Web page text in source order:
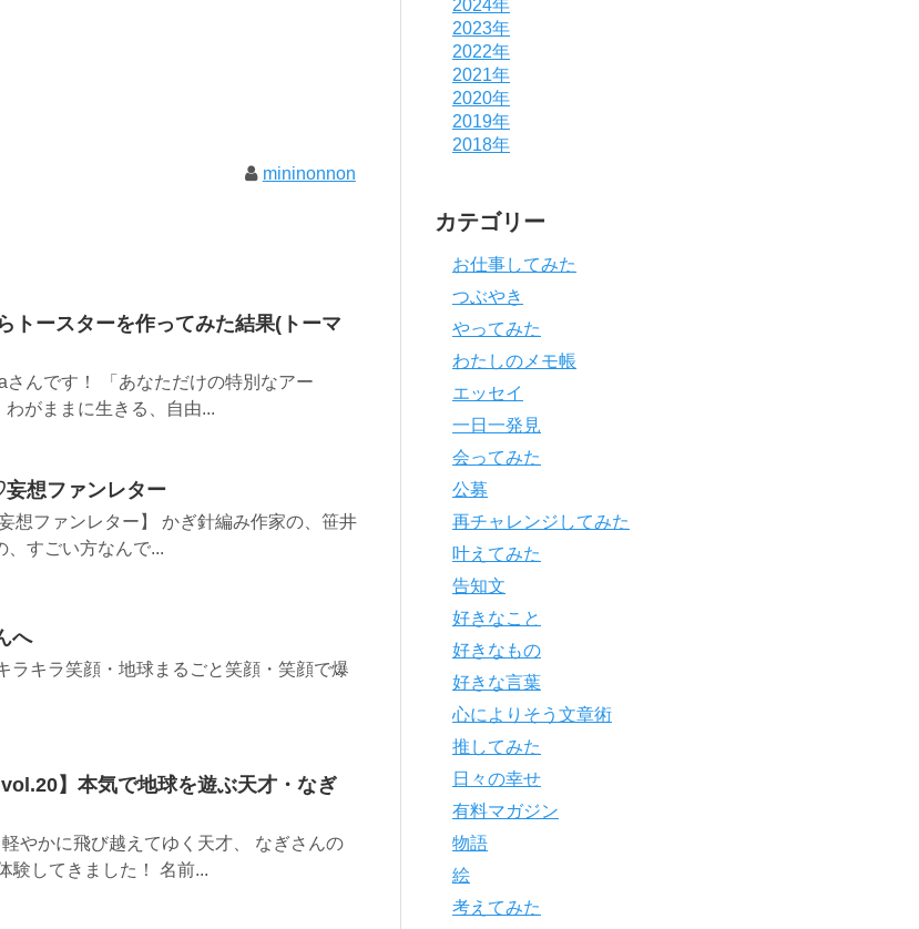
mininonnon
トースターを作ってみた結果(トーマ
んです！ 「あなただけの特別なアー
わがままに生きる、自由...
想ファンレター
想ファンレター】 かぎ針編み作家の、笹井
、すごい方なんで...
へ
ラキラ笑顔・地球まるごと笑顔・笑顔で爆
】本気で地球を遊ぶ天才・なぎ
やかに飛び越えてゆく天才、 なぎさんの
験してきました！ 名前...
2024年
2023年
2022年
2021年
2020年
2019年
2018年
カテゴリー
お仕事してみた
つぶやき
やってみた
わたしのメモ帳
エッセイ
一日一発見
会ってみた
公募
再チャレンジしてみた
叶えてみた
告知文
好きなこと
好きなもの
好きな言葉
心によりそう文章術
推してみた
日々の幸せ
有料マガジン
物語
絵
考えてみた